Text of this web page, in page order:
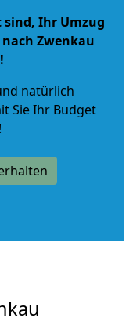
sind, Ihr Umzug
Zwenkau
natürlich
Sie Ihr Budget